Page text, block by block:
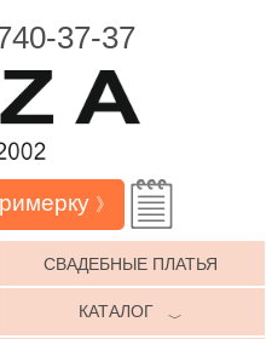
37-37
》
СВАДЕБНЫЕ ПЛАТЬЯ
КАТАЛОГ ﹀